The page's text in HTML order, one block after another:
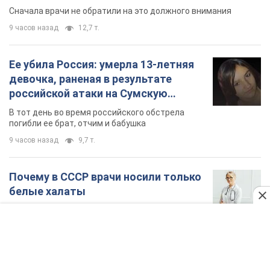
Сначала врачи не обратили на это должного внимания
9 часов назад 12,7 т.
Ее убила Россия: умерла 13-летняя
девочка, раненая в результате
российской атаки на Сумскую
область. Фото
В тот день во время российского обстрела
погибли ее брат, отчим и бабушка
9 часов назад 9,7 т.
Почему в СССР врачи носили только
белые халаты